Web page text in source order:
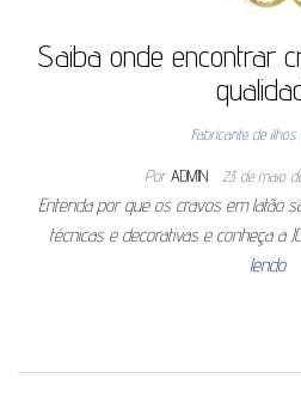
Saiba onde encontrar
Fabricante de ilhos
Por ADMIN 23 de maio
Entenda por que os cravos em latão
técnicas e decorativas e conheça a
lendo